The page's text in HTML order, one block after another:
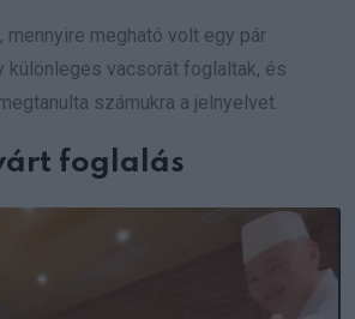
mennyire megható volt egy pár
különleges vacsorát foglaltak, és
számukra a jelnyelvet.
foglalás